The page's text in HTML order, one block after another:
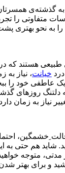
گذشته‌ی
متفاوتی را
به نحو بهتری
هستند که
خیانت، نیاز به
عاطفی خود را
دلتنگ روزهای
نیاز به زمان
احتمالاً
هم حتی به
مدتی، متوجه
و برای بهتر